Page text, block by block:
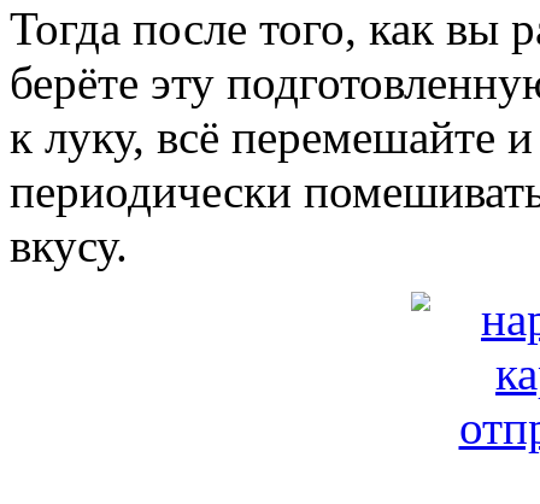
Тогда после того, как вы
берёте эту
к луку, всё перемешайте
периодически
вкусу.